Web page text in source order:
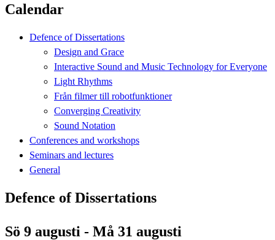
Calendar
Defence of Dissertations
Design and Grace
Interactive Sound and Music Technology for Everyone
Light Rhythms
Från filmer till robotfunktioner
Converging Creativity
Sound Notation
Conferences and workshops
Seminars and lectures
General
Defence of Dissertations
Sö 9 augusti - Må 31 augusti